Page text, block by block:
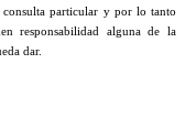
particular y por lo tanto
responsabilidad alguna de la
dar.